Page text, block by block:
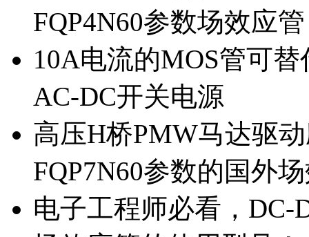
FQP4N60参数场效应
10A电流的MOS管可
AC-DC开关电源
高压H桥PMW马达驱
FQP7N60参数的国外
电子工程师必看，DC-